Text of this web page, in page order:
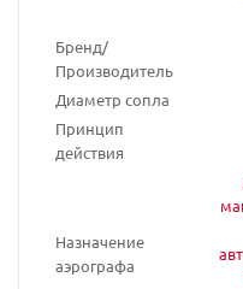
Бренд/
Производитель
Диаметр сопла
Принцип
действия
Назначение
аэрографа